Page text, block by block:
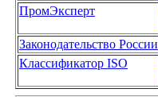
ПромЭксперт
Законодательство России
Классификатор ISO